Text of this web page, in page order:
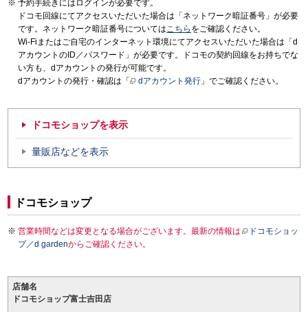
予約手続きにはログインが必要です。
ドコモ回線にてアクセスいただいた場合は「ネットワーク暗証番号」が必要
です。ネットワーク暗証番号についてはこちら をご確認ください。
Wi-Fiまたはご自宅のインターネット環境にてアクセスいただいた場合は「d
アカウントのID／パスワード」が必要です。ドコモの契約回線をお持ちでな
い方も、dアカウントの発行が可能です。
dアカウントの発行・確認は「
dアカウント発行 」でご確認ください。
ドコモショップを表示
量販店などを表示
ドコモショップ
営業時間などは変更となる場合がございます。最新の情報は
ドコモショッ
プ／d gardenからご確認ください。
店舗名
ドコモショップ富士吉田店